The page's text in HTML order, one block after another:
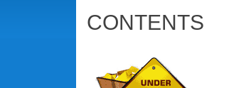
CONTENTS